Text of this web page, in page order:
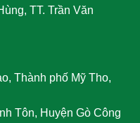
TT. Trần Văn
Thành phố Mỹ Tho,
Tôn, Huyện Gò Công